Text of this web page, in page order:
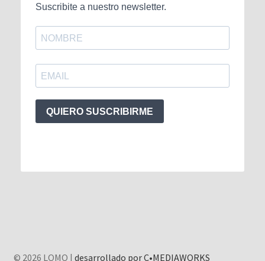
Suscribite a nuestro newsletter.
QUIERO SUSCRIBIRME
© 2026 LOMO | desarrollado por C•MEDIAWORKS